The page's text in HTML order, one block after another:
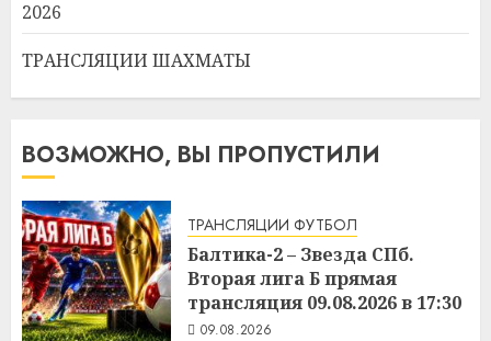
2026
ТРАНСЛЯЦИИ ШАХМАТЫ
ВОЗМОЖНО, ВЫ ПРОПУСТИЛИ
ТРАНСЛЯЦИИ ФУТБОЛ
Балтика-2 – Звезда СПб.
Вторая лига Б прямая
трансляция 09.08.2026 в 17:30
09.08.2026